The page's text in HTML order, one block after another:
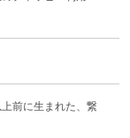
前に生まれた、繋